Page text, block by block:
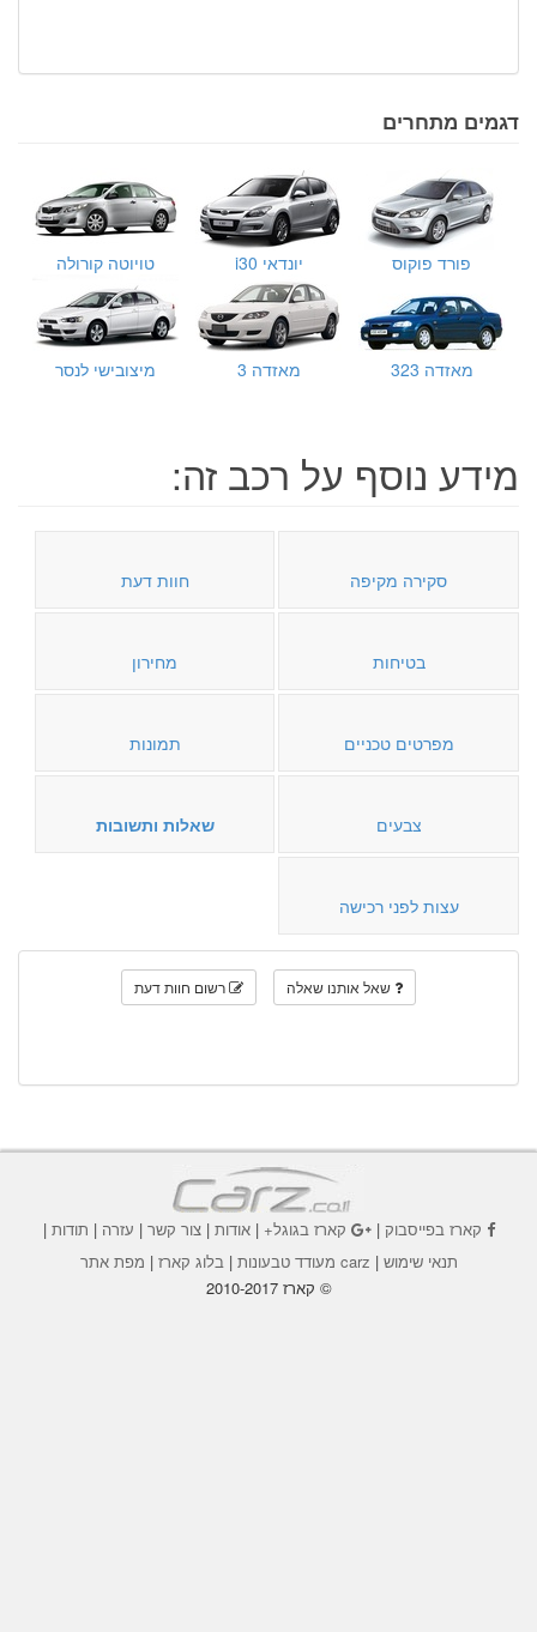
דגמים מתחרים
פורד פוקוס יונדאי i30 טויוטה קורולה
מאזדה 323 מאזדה 3 מיצובישי לנסר
מידע נוסף על רכב זה:
סקירה מקיפה חוות דעת
בטיחות מחירון
מפרטים טכניים תמונות
צבעים שאלות ותשובות
עצות לפני רכישה
שאל אותנו שאלה רשום חוות דעת
קארז בפייסבוק| קארז בגוגל+|אודות |צור קשר | עזרה | תודות |
תנאי שימוש | carz מעודד טבעונות |בלוג קארז | מפת אתר
© קארז 2010-2017